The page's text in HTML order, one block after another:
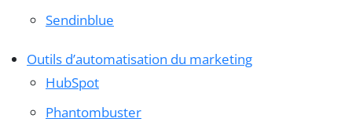
Sendinblue
Outils d’automatisation du marketing
HubSpot
Phantombuster